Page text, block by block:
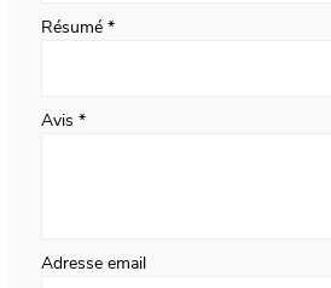
Résumé
Avis
Adresse email